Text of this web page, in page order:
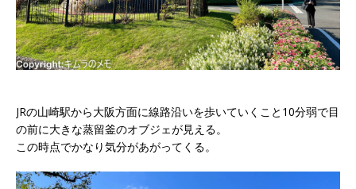
JRの山崎駅から大阪方面に線路沿いを歩いていくこと10分弱で目
の前に大きな蒸留釜のオブジェが見える。
この時点でかなり気分があがってくる。